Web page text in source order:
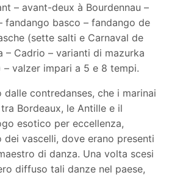
– avant-deux à Bourdennau –
fandango basco – fandango de
(sette salti e Carnaval de
– Cadrio – varianti di mazurka
– valzer impari a 5 e 8 tempi.
dalle contredanses, che i marinai
Bordeaux, le Antille e il
esotico per eccellenza,
dei vascelli, dove erano presenti
di danza. Una volta scesi
diffuso tali danze nel paese,